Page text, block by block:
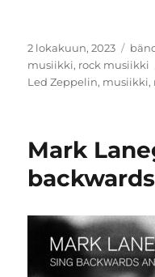
Julkaistu
2 lokakuun, 2023
musiikki, rock musiikki
Led Zeppelin, musiikki,
Mark